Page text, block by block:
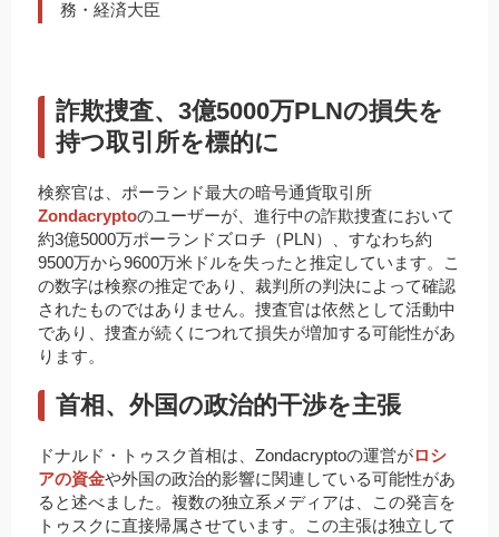
務・経済大臣
詐欺捜査、3億5000万PLNの損失を
持つ取引所を標的に
検察官は、ポーランド最大の暗号通貨取引所
Zondacryptoのユーザーが、進行中の詐欺捜査において
約3億5000万ポーランドズロチ（PLN）、すなわち約
9500万から9600万米ドルを失ったと推定しています。こ
の数字は検察の推定であり、裁判所の判決によって確認
されたものではありません。捜査官は依然として活動中
であり、捜査が続くにつれて損失が増加する可能性があ
ります。
首相、外国の政治的干渉を主張
ドナルド・トゥスク首相は、Zondacryptoの運営がロシ
アの資金や外国の政治的影響に関連している可能性があ
ると述べました。複数の独立系メディアは、この発言を
トゥスクに直接帰属させています。この主張は独立して